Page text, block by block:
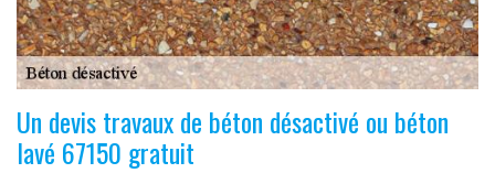
Un devis travaux de béton désactivé ou béton
lavé 67150 gratuit